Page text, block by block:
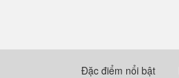
Đặc điểm nổi bật